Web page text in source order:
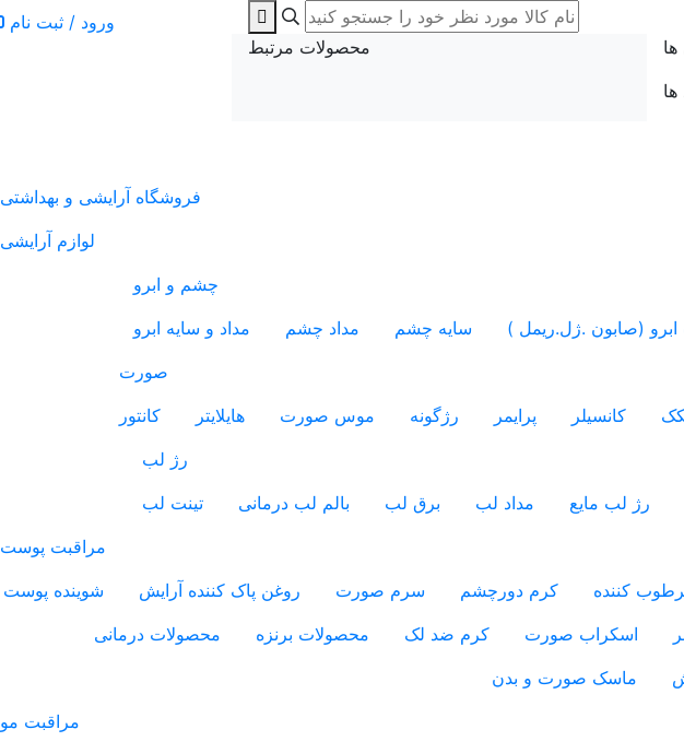
ها
محصولات مرتبط
ورود / ثبت نام
فروشگاه آرایشی و بهداشتی
لوازم آرایشی
چشم و ابرو
ابرو (صابون .ژل.ریمل ) سایه چشم مداد چشم
مداد و سایه ابرو
صورت
کانسیلر پرایمر رژگونه موس صورت هایلایتر
کانتور
رژ لب
رژ لب مایع مداد لب برق لب بالم لب درمانی
تینت لب
مراقبت پوست
کننده کرم دورچشم سرم صورت روغن پاک کننده آرایش
شوینده پوست
اسکراب صورت کرم ضد لک محصولات برنزه
محصولات درمانی
ماسک صورت و بدن
مراقبت مو